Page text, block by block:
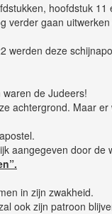
hoofdstuk
verder gaan
werden deze
de Judeers!
achtergrond. Maar
aangegeven door de
in zijn zwakheid.
ook zijn patroon